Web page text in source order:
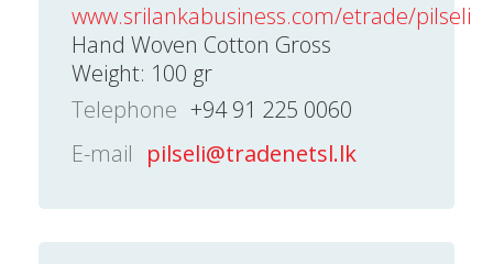
www.srilankabusiness.com/etrade/
Hand Woven Cotton Gross
Weight: 100 gr
Telephone +94 91 225 0060
E-mail pilseli@tradenetsl.lk